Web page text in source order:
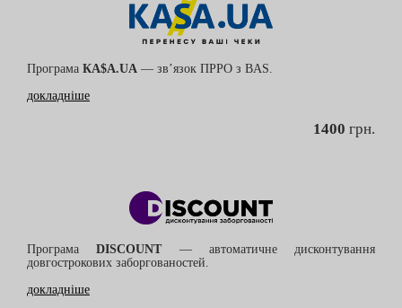
Програма КА$А.UA — зв’язок ПРРО з BAS.
докладніше
1400 грн.
ПрограмаDISCOUNT — автоматичне дисконтування
довгострокових заборгованостей.
докладніше